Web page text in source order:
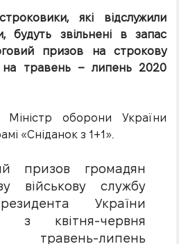
строковики, які відслужили
будуть звільнені в запас
призов на строкову
на травень – липень 2020
Міністр оборони України
«Сніданок з 1+1».
призов громадян
військову службу
України
з квітня-червня
липень